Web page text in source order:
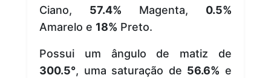
Ciano, 57.4% Magenta, 0.5%
Amarelo e 18% Preto.
Possui um ângulo de matiz de
300.5°, uma saturação de 56.6% e